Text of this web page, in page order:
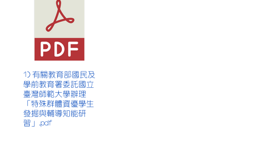
1) 有關教育部國民及
學前教育署委託國立
臺灣師範大學辦理
「特殊群體資優學生
發掘與輔導知能研
習」.pdf